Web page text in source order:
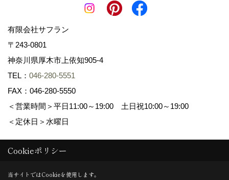
有限会社サフラン
〒243-0801
神奈川県厚木市上依知905-4
TEL： 046-280-5551
FAX：046-280-5550
＜営業時間＞平日11:00～19:00 土日祝10:00～19:00
＜定休日＞水曜日
Reserved.
Cookieポリシー
当サイトではCookieを使用します。